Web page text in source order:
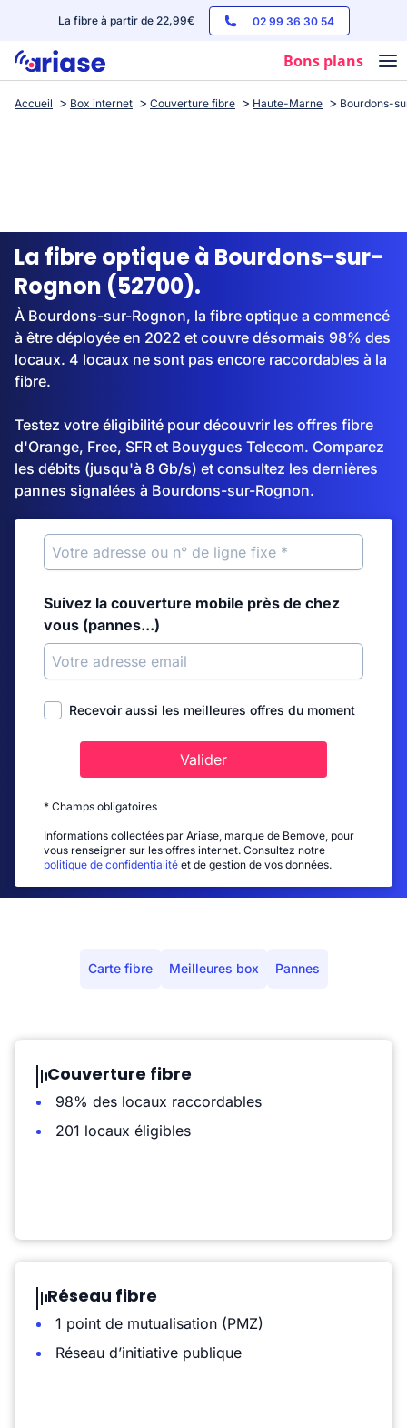
La fibre à partir de 22,99€ 02 99 36 30 54
Bons plans
Box internet
Streaming
Accueil Box internet Couverture fibre Haute-Marne Bourdons-
La fibre optique à Bourdons-sur-
Rognon (52700).
À Bourdons-sur-Rognon, la fibre optique a commencé
à être déployée en 2022 et couvre désormais 98% des
locaux. 4 locaux ne sont pas encore raccordables à la
fibre.
Testez votre éligibilité pour découvrir les offres fibre
d'Orange, Free, SFR et Bouygues Telecom. Comparez
les débits (jusqu'à 8 Gb/s) et consultez les dernières
pannes signalées à Bourdons-sur-Rognon.
Suivez la couverture mobile près de chez
vous (pannes...)
Recevoir aussi les meilleures offres du moment
Valider
* Champs obligatoires
Informations collectées par Ariase, marque de Bemove, pour
vous renseigner sur les offres internet. Consultez notre
politique de confidentialité et de gestion de vos données.
Carte fibre Meilleures box Pannes
Couverture fibre
98% des locaux raccordables
201 locaux éligibles
Réseau fibre
1 point de mutualisation (PMZ)
Réseau d’initiative publique